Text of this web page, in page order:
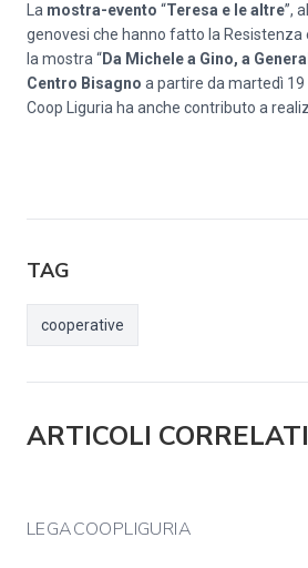
La mostra-evento “Teresa e le altre”,
genovesi che hanno fatto la Resistenza
la mostra “Da Michele a Gino, a
Centro Bisagno a partire da martedì 19
Coop Liguria ha anche contributo a
TAG
cooperative
ARTICOLI CORRELATI
LEGACOOPLIGURIA